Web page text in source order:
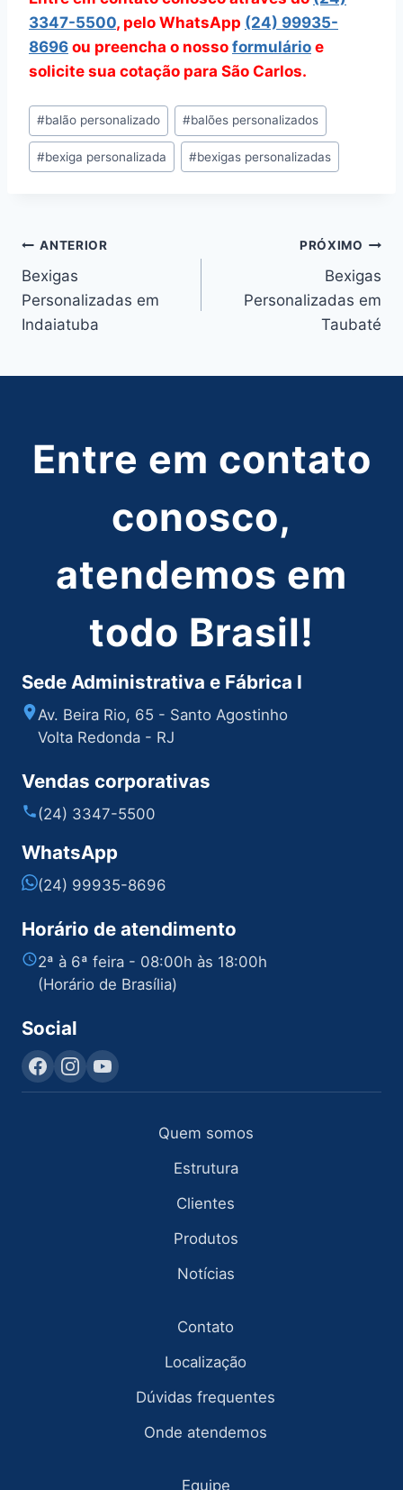
3347-5500, pelo WhatsApp (24) 99935-
8696 ou preencha o nosso formulário e
solicite sua cotação para São Carlos.
Tags
do
Post:
#balão personalizado #balões personalizados
#bexiga personalizada #bexigas personalizadas
Navegação
de
Post
ANTERIOR
Bexigas
Personalizadas em
Indaiatuba
PRÓXIMO
Bexigas
Personalizadas em
Taubaté
Entre em contato
conosco,
atendemos em
todo Brasil!
Sede Administrativa e Fábrica I
Av. Beira Rio, 65 - Santo Agostinho
Volta Redonda - RJ
Vendas corporativas
(24) 3347-5500
WhatsApp
(24) 99935-8696
Horário de atendimento
2ª à 6ª feira - 08:00h às 18:00h
(Horário de Brasília)
Social
Quem somos
Estrutura
Clientes
Produtos
Notícias
Contato
Localização
Dúvidas frequentes
Onde atendemos
Equipe